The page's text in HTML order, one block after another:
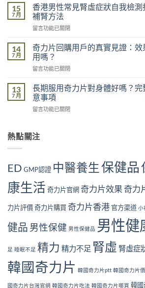
男
性
能
影
響
有
醫
學
角
面
解
市
男
性
精
不
足
的
五
原
因：
中
個？〉
15
7 月
香港男性常見腎虛症狀自我檢
補腎方法
在
港
男
性
常
腎
虛
症
狀
檢
｜
大
號
與
腎
法〉
留言功能已關閉
14
7 月
奇力片回購用戶的真實見證：
用嗎？
在
力
片
回
購
的
證：
果
真
值
長
用
嗎？〉
中
留言功能已關閉
13
7 月
長期服用奇力片對身體好嗎？
意事項
在
服
用
片
身
體
嗎？
整
性
析
注
留言功能已關閉
熱點關注
ED GMP認證 中醫養生保健品
康生活 奇力片官網 奇力片效果 奇力
力片評價奇力片購買 奇力片香港 官方渠道 小
健品 男性保健 男性保健品 男性健
足 睡眠不足 精力 精力不足 腎虛 腎虛症
韓國奇力片 韓國奇力片ptt 韓國奇力片
國奇力片台灣官網 韓國奇力片吃法 韓國奇力片哪買 韓國